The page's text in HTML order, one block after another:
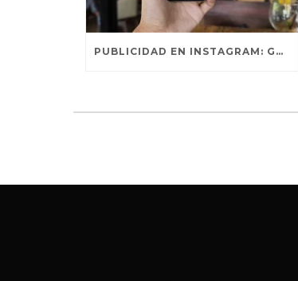
PUBLICIDAD EN INSTAGRAM: GUÍA BÁSICA PARA ENTENDER AL ALGORITMO